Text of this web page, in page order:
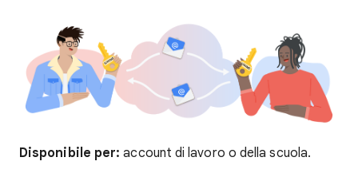
Disponibile per: account di lavoro o della scuola.